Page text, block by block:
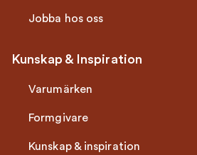
Jobba hos oss
Kunskap & Inspiration
Varumärken
Formgivare
Kunskap & inspiration